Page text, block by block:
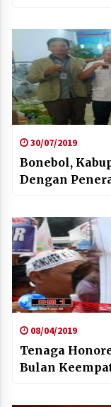
30/07/2019
Bonebol,
Dengan
08/04/2019
Tenaga
Bulan